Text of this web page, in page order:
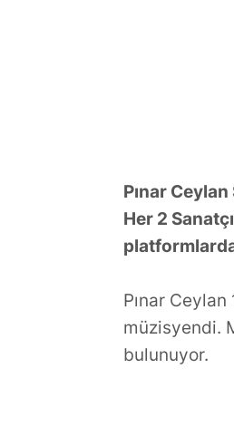
Pınar
Her 2
Pınar
müzisyendi.
bulunuyor.